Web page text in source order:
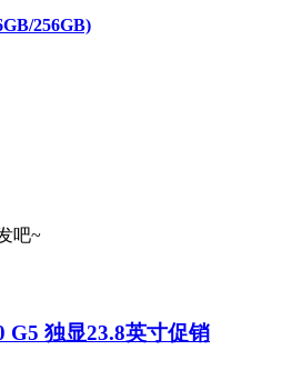
256GB)
吧~
G5 独显23.8英寸促销